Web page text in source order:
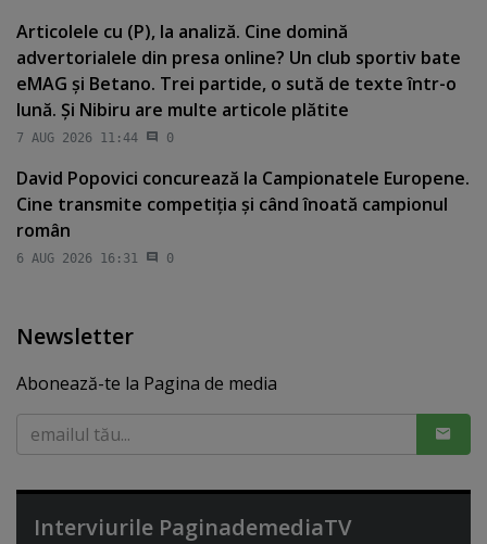
Articolele cu (P), la analiză. Cine domină
advertorialele din presa online? Un club sportiv bate
eMAG şi Betano. Trei partide, o sută de texte într-o
lună. Şi Nibiru are multe articole plătite
7 AUG 2026 11:44 0
David Popovici concurează la Campionatele Europene.
Cine transmite competiţia şi când înoată campionul
român
6 AUG 2026 16:31 0
Newsletter
Abonează-te la Pagina de media
Interviurile PaginademediaTV